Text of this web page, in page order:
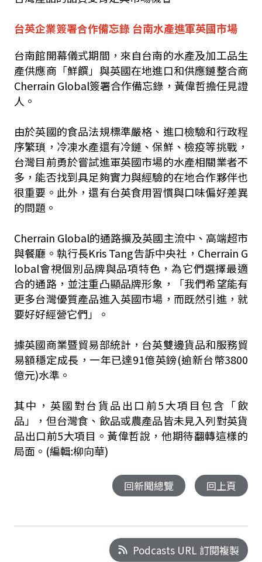
台英企業簽署合作備忘錄 台南水產進軍英國市場
台南館開幕儀式期間，來自台南的水產及加工品生
產供應商「鮮饌」與英國在地進口和供應鏈整合商
Cherrain Global簽署合作備忘錄，黃偉哲擔任見證
人。
由於英國的食品法規標準嚴格、進口檢驗和行政程
序繁瑣，冷凍水產還有冷鏈、保鮮、檢疫等挑戰，
台灣目前勇於嘗試進軍英國市場的水產相關業者不
多，能否找到具足夠實力與經驗的在地合作夥伴也
很重要。此外，還有台英食用習慣與口味偏好差異
的問題。
Cherrain Global的通路擴及英國主流中、高端超市
與餐廳。執行長Kris Tang告訴中央社，Cherrain G
lobal會視個別品牌與品項特色，為它們選擇最適
合的通路，並注重凸顯品牌形象，「我們希望能有
更多台灣優質產品進入英國市場，而既然引進，就
要好好經營它們」。
據英國商業暨貿易部統計，台英雙邊貨品和服務貿
易額穩定成長，一年已達91億英鎊(逾新台幣3800
億元)水準。
其中，英國對台貨品出口前5大項目包含「飲
品」，但台灣食、飲品或農產品皆未見入列對英貨
品出口前5大項目。黃偉哲說，他期待翻轉這樣的
局面。(編輯:柳向華)
回新聞總覽 回上頁
Podcasts URL 訂閱複製